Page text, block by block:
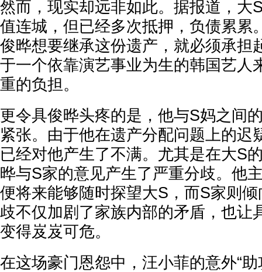
然而，现实却远非如此。据报道，大
值连城，但已经多次抵押，负债累累
俊晔想要继承这份遗产，就必须承担
于一个依靠演艺事业为生的韩国艺人
重的负担。
更令具俊晔头疼的是，他与S妈之间
紧张。由于他在遗产分配问题上的迟
已经对他产生了不满。尤其是在大S
晔与S家的意见产生了严重分歧。他
便将来能够随时探望大S，而S家则
歧不仅加剧了家族内部的矛盾，也让
变得岌岌可危。
在这场豪门恩怨中，汪小菲的意外“